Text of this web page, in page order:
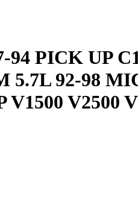
PICK UP
5.7L 92-98
V2500